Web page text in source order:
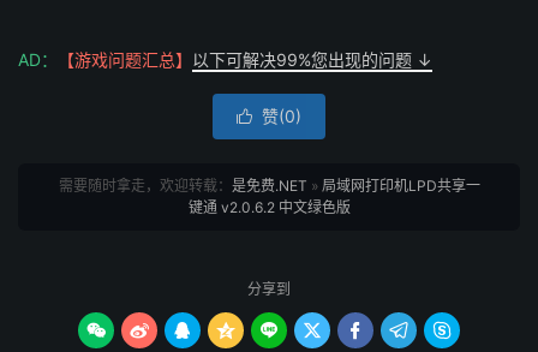
AD： 【游戏问题汇总】 以下可解决99%您出现的问题 ↓
 赞(0)
需要随时拿走，欢迎转载： 是免费.NET » 局域网打印机LPD共享一
键通 v2.0.6.2 中文绿色版
分享到
        